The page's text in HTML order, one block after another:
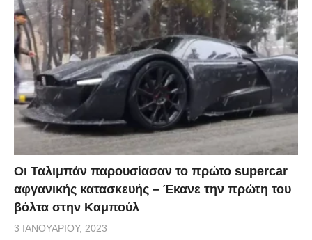
Οι Ταλιμπάν παρουσίασαν το πρώτο supercar
αφγανικής κατασκευής – Έκανε την πρώτη του
βόλτα στην Καμπούλ
3 ΙΑΝΟΥΑΡΊΟΥ, 2023